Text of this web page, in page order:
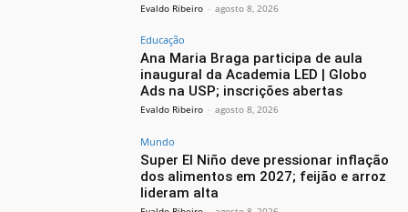
Evaldo Ribeiro - agosto 8, 2026
Educação
Ana Maria Braga participa de aula
inaugural da Academia LED | Globo
Ads na USP; inscrições abertas
Evaldo Ribeiro - agosto 8, 2026
Mundo
Super El Niño deve pressionar inflação
dos alimentos em 2027; feijão e arroz
lideram alta